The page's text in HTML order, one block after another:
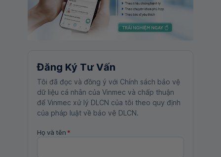
Đăng Ký Tư Vấn
Tôi đã đọc và đồng ý với Chính sách bảo vệ
dữ liệu cá nhân của Vinmec và chấp thuận
để Vinmec xử lý DLCN của tôi theo quy định
của pháp luật về bảo vệ DLCN.
Họ và tên *